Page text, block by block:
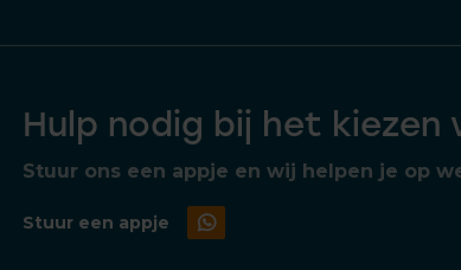
Hulp nodig bij het
Stuur ons een appje en wij helpen je op
Stuur een appje